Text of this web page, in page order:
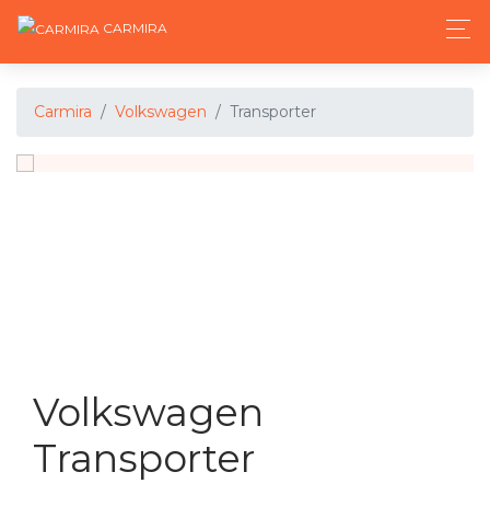
CARMIRA
Carmira Volkswagen Transporter
Volkswagen
Transporter